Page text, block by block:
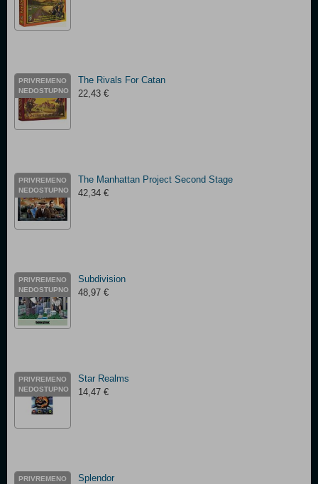
PRIVREMENO
NEDOSTUPNO
The Rivals For Catan
22,43 €
PRIVREMENO
NEDOSTUPNO
The Manhattan Project Second Stage
42,34 €
PRIVREMENO
NEDOSTUPNO
Subdivision
48,97 €
PRIVREMENO
NEDOSTUPNO
Star Realms
14,47 €
PRIVREMENO Splendor